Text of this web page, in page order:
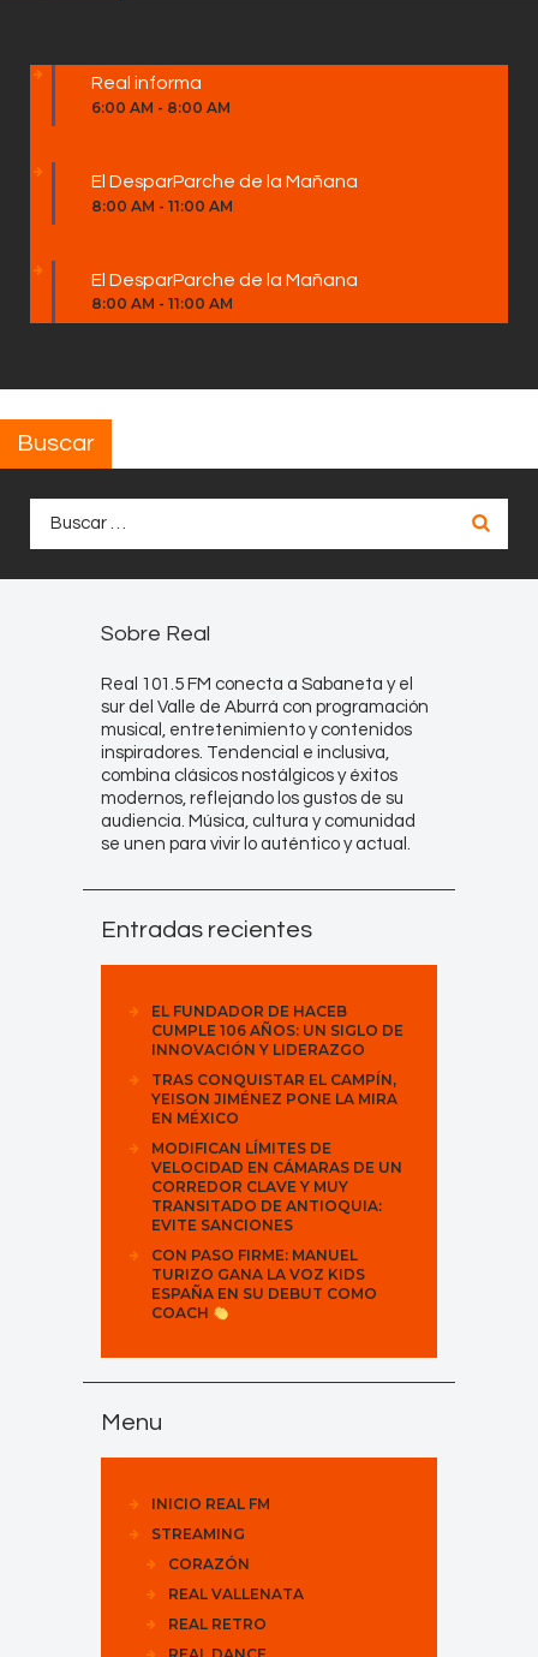
Real informa
6:00 AM - 8:00 AM
El DesparParche de la Mañana
8:00 AM - 11:00 AM
El DesparParche de la Mañana
8:00 AM - 11:00 AM
Buscar
Sobre Real
Real 101.5 FM conecta a Sabaneta y el
sur del Valle de Aburrá con programación
musical, entretenimiento y contenidos
inspiradores. Tendencial e inclusiva,
combina clásicos nostálgicos y éxitos
modernos, reflejando los gustos de su
audiencia. Música, cultura y comunidad
se unen para vivir lo auténtico y actual.
Entradas recientes
EL FUNDADOR DE HACEB
CUMPLE 106 AÑOS: UN SIGLO DE
INNOVACIÓN Y LIDERAZGO
TRAS CONQUISTAR EL CAMPÍN,
YEISON JIMÉNEZ PONE LA MIRA
EN MÉXICO
MODIFICAN LÍMITES DE
VELOCIDAD EN CÁMARAS DE UN
CORREDOR CLAVE Y MUY
TRANSITADO DE ANTIOQUIA:
EVITE SANCIONES
CON PASO FIRME: MANUEL
TURIZO GANA LA VOZ KIDS
ESPAÑA EN SU DEBUT COMO
COACH
Menu
INICIO REAL FM
STREAMING
CORAZÓN
REAL VALLENATA
REAL RETRO